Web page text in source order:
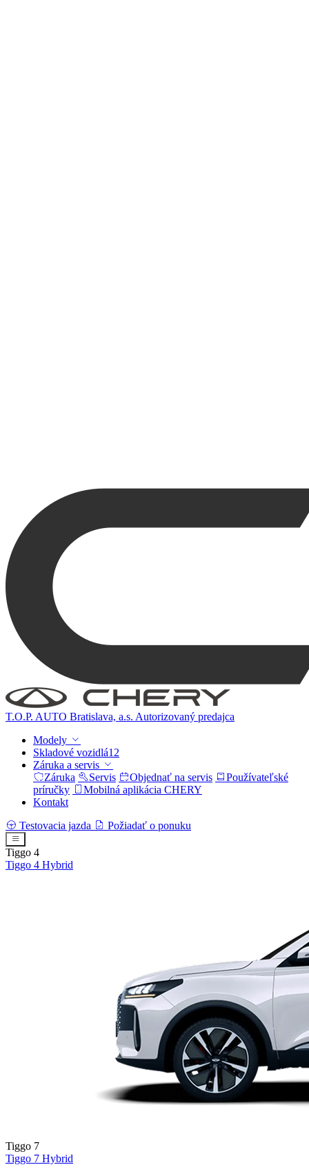
T.O.P. AUTO Bratislava, a.s. Autorizovaný predajca
Modely
Skladové vozidlá12
Záruka a servis
Záruka
Servis Objednať na servis
Používateľské
príručky
Mobilná aplikácia CHERY
Kontakt
Testovacia jazda
Požiadať o ponuku
Tiggo 4
Tiggo 4 Hybrid
Tiggo 7
Tiggo 7 Hybrid